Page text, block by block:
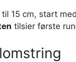
15 cm, start
tilsier første